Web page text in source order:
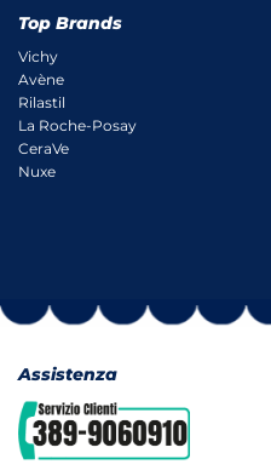
Top Brands
Vichy
Avène
Rilastil
La Roche-Posay
CeraVe
Nuxe
Assistenza